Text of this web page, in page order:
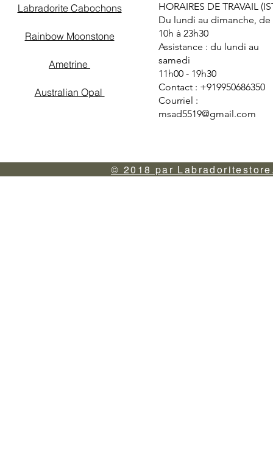
HORAIRES DE TRAVAIL
Du lundi au dimanche, de
10h à 23h30
Assistance : du lundi au
samedi
11h00 - 19h30
Contact : +919950686350
Courriel :
msad5519@gmail.com
Labradorite Cabochons
Rainbow Moonstone
Ametrine
Australian Opal
© 2018 par